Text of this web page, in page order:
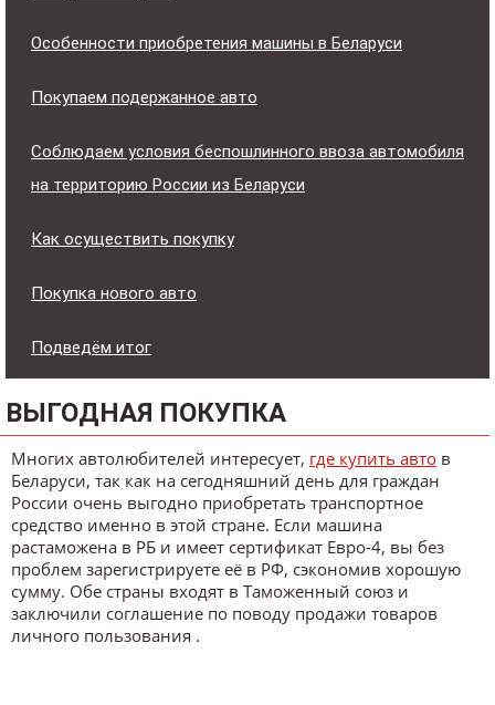
Особенности приобретения машины в Беларуси
Покупаем подержанное авто
Соблюдаем условия беспошлинного ввоза автомобиля
на территорию России из Беларуси
Как осуществить покупку
Покупка нового авто
Подведём итог
ВЫГОДНАЯ ПОКУПКА
Многих автолюбителей интересует, где купить авто в
Беларуси, так как на сегодняшний день для граждан
России очень выгодно приобретать транспортное
средство именно в этой стране. Если машина
растаможена в РБ и имеет сертификат Евро-4, вы без
проблем зарегистрируете её в РФ, сэкономив хорошую
сумму. Обе страны входят в Таможенный союз и
заключили соглашение по поводу продажи товаров
личного пользования .